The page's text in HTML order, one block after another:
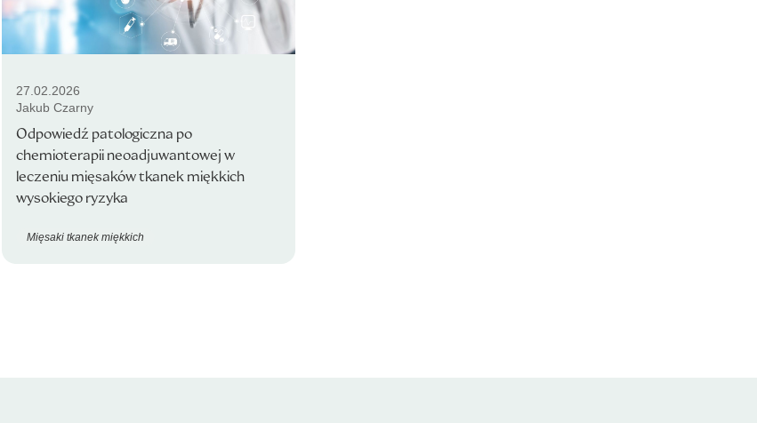
27.02.2026
Jakub Czarny
Odpowiedź patologiczna po
chemioterapii neoadjuwantowej w
leczeniu mięsaków tkanek miękkich
wysokiego ryzyka
Mięsaki tkanek miękkich